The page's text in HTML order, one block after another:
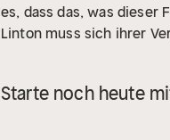
es, dass das, was dieser
Linton muss sich ihrer
Starte noch heute